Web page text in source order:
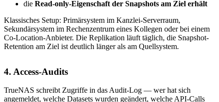
die Read-only-Eigenschaft der Snapshots am Ziel erhält
Klassisches Setup: Primärsystem im Kanzlei-Serverraum,
Sekundärsystem im Rechenzentrum eines Kollegen oder bei einem
Co-Location-Anbieter. Die Replikation läuft täglich, die Snapshot-
Retention am Ziel ist deutlich länger als am Quellsystem.
4. Access-Audits
TrueNAS schreibt Zugriffe in das Audit-Log — wer hat sich
angemeldet, welche Datasets wurden geändert, welche API-Calls